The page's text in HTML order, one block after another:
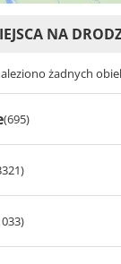
NA
żadnych
(695)